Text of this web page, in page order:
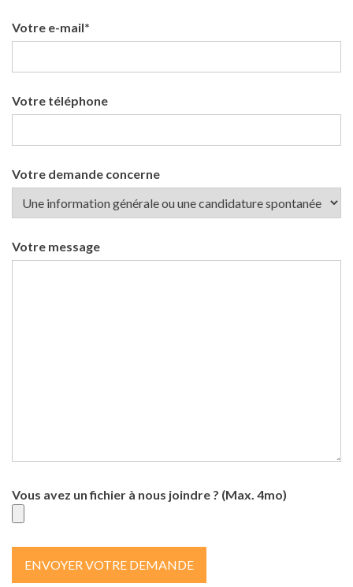
Votre e-mail*
Votre téléphone
Votre demande concerne
Votre message
Vous avez un fichier à nous joindre ? (Max. 4mo)